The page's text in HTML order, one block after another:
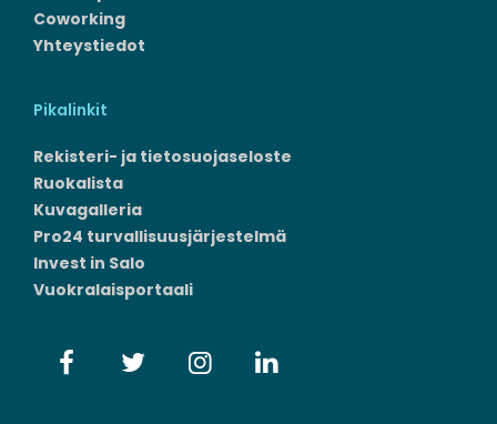
Coworking
Yhteystiedot
Pikalinkit
Rekisteri- ja tietosuojaseloste
Ruokalista
Kuvagalleria
Pro24 turvallisuusjärjestelmä
Invest in Salo
Vuokralaisportaali